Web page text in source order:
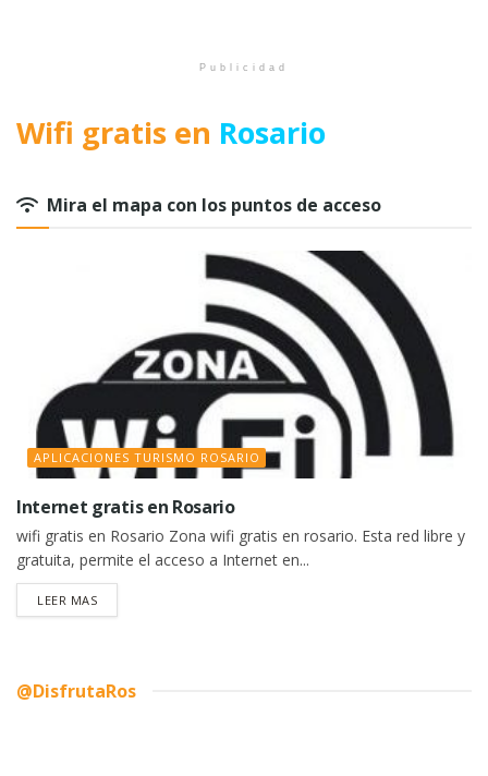
Publicidad
Wifi gratis en Rosario
Mira el mapa con los puntos de acceso
APLICACIONES TURISMO ROSARIO
Internet gratis en Rosario
wifi gratis en Rosario Zona wifi gratis en rosario. Esta red libre y
gratuita, permite el acceso a Internet en...
LEER MASDETAILS
@DisfrutaRos